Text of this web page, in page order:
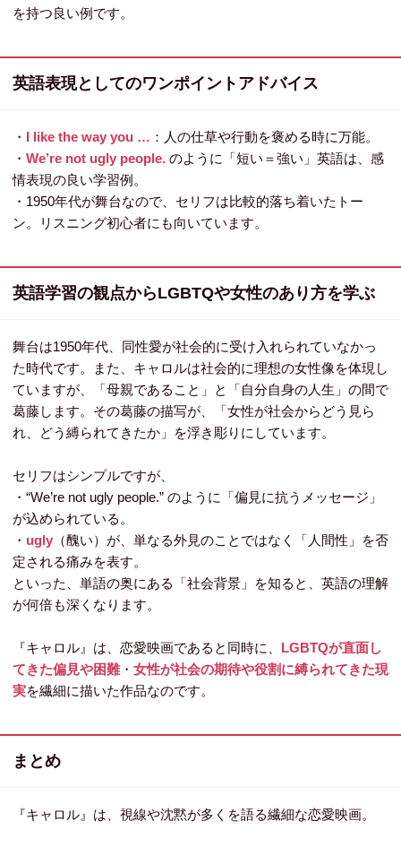
を持つ良い例です。
英語表現としてのワンポイントアドバイス
・ I like the way you … ：人の仕草や行動を褒める時に万能。
・ We’re not ugly people. のように「短い＝強い」英語は、感
情表現の良い学習例。
・1950年代が舞台なので、セリフは比較的落ち着いたトー
ン。リスニング初心者にも向いています。
英語学習の観点からLGBTQや女性のあり方を学ぶ
舞台は1950年代、同性愛が社会的に受け入れられていなかっ
た時代です。また、キャロルは社会的に理想の女性像を体現し
ていますが、「母親であること」と「自分自身の人生」の間で
葛藤します。その葛藤の描写が、「女性が社会からどう見ら
れ、どう縛られてきたか」を浮き彫りにしています。
セリフはシンプルですが、
・“We’re not ugly people.” のように「偏見に抗うメッセージ」
が込められている。
・ ugly （醜い）が、単なる外見のことではなく「人間性」を否
定される痛みを表す。
といった、単語の奥にある「社会背景」を知ると、英語の理解
が何倍も深くなります。
『キャロル』は、恋愛映画であると同時に、 LGBTQが直面し
てきた偏見や困難・ 女性が社会の期待や役割に縛られてきた現
実を繊細に描いた作品なのです。
まとめ
『キャロル』は、視線や沈黙が多くを語る繊細な恋愛映画。